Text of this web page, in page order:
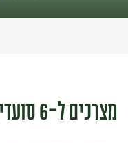
מצרכים ל-6 סועדים